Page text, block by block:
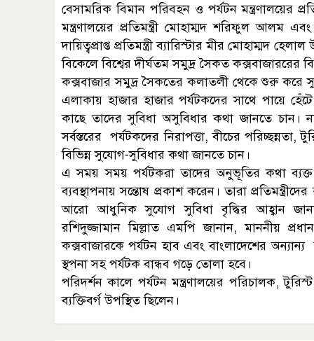
বেসামরিক বিমান পরিবহন ও পর্যটন মন্ত্রণালয়ের
মন্ত্রণালয়ের প্রতিমন্ত্রী মোহাম্মদ শরিফুল আলম এবং
দায়িত্বপ্রাপ্ত প্রতিমন্ত্রী ব্যারিস্টার মীর মোহাম্মদ
বিকেলে বিশ্বের দীর্ঘতম সমুদ্র সৈকত কক্সবাজাররের
কক্সবাজার সমুদ্র সৈকতের কলাতলী থেকে শুরু করে
এলাকায় হাজার হাজার পর্যটকদের সাথে পায়ে
কাছে তাদের সুবিধা অসুবিধার কথা জানতে চান।
সর্বস্তরের পর্যটকদের নিরাপত্তা, বীচের
বিভিন্ন সুযোগ-সুবিধার কথা জানতে চান।
এ সময় সময় পর্যটকরা তাদের অনুভূতির কথা ব্যক্ত
ব্যবস্থাপনায় সন্তোষ প্রকাশ করেন। তারা
আরো আধুনিক সুযোগ সুবিধা বৃদ্ধির আহ্বান জানান।
রশিদুজ্জামান মিল্লাত এমপি জানান, মাননীয়
কক্সবাজারকে পর্যটন হাব এবং বাংলাদেশের
স্থপনা সহ পর্যটক বান্ধব গড়ে তোলা হবে।
পরিদর্শন কালে পর্যটন মন্ত্রণালয়ের পরিচালক,
ব্যক্তিবর্গ উপস্থিত ছিলেন।